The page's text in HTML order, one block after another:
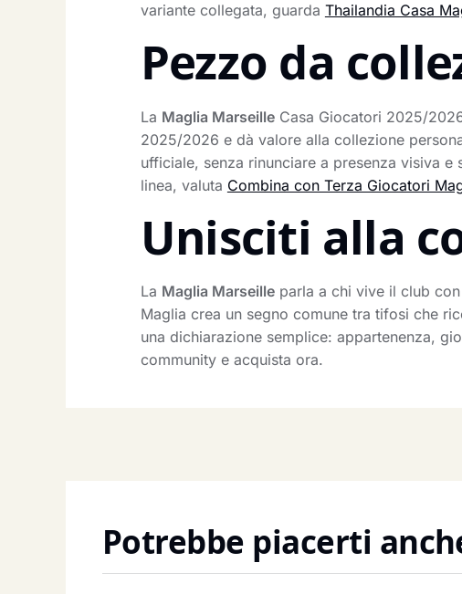
variante collegata, guarda Thailandia Casa
Pezzo da
La Maglia MarseilleCasa Giocatori 2025/
2025/2026 e dà valore alla collezione
ufficiale, senza rinunciare a presenza visiva
linea, valuta Combina con Terza Giocatori
Unisciti alla
La Maglia Marseilleparla a chi vive il club
Maglia crea un segno comune tra tifosi che
una dichiarazione semplice: appartenenza,
community e acquista ora.
Potrebbe piacerti